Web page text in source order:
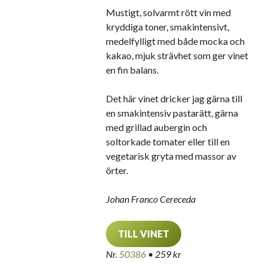
Mustigt, solvarmt rött vin med
kryddiga toner, smakintensivt,
medelfylligt med både mocka och
kakao, mjuk strävhet som ger vinet
en fin balans.
Det här vinet dricker jag gärna till
en smakintensiv pastarätt, gärna
med grillad aubergin och
soltorkade tomater eller till en
vegetarisk gryta med massor av
örter.
Johan Franco Cereceda
TILL VINET
Nr.50386 • 259 kr